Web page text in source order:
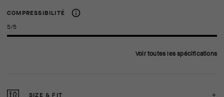
COMPRESSIBILITÉ
5/5
Voir toutes les spécifications
SIZE & FIT